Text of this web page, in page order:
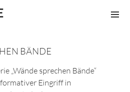
BÄNDE
„Wände sprechen Bände“
Eingriff in